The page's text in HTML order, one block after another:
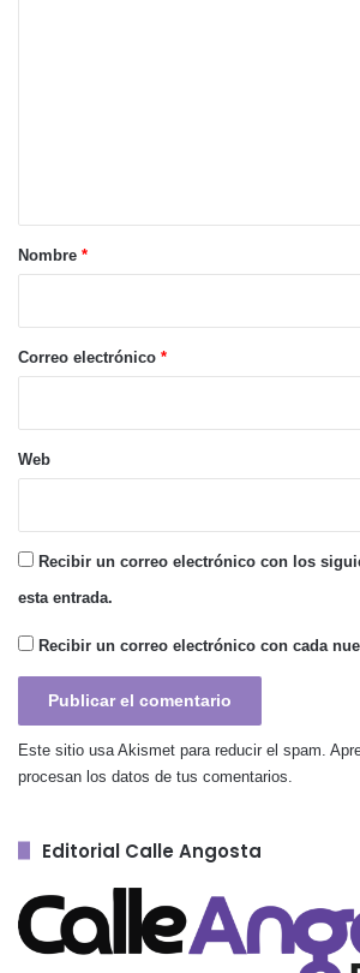
r
*
Nombre *
Correo electrónico *
Web
Recibir un correo electrónico con los
esta entrada.
Recibir un correo electrónico con cada
Este sitio usa Akismet para reducir el spam.
procesan los datos de tus comentarios.
Editorial Calle Angosta